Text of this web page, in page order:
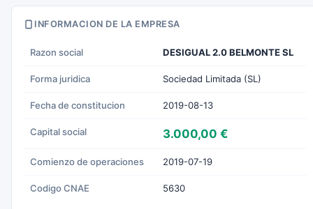
INFORMACION DE LA EMPRESA
Razon social DESIGUAL 2.0 BELMONTE SL
Forma juridica Sociedad Limitada (SL)
Fecha de constitucion 2019-08-13
Capital social 3.000,00 €
Comienzo de operaciones 2019-07-19
Codigo CNAE 5630